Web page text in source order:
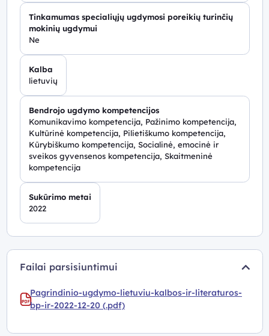
Tinkamumas specialiųjų ugdymosi poreikių turinčių
mokinių ugdymui
Ne
Kalba
lietuvių
Bendrojo ugdymo kompetencijos
Komunikavimo kompetencija, Pažinimo kompetencija,
Kultūrinė kompetencija, Pilietiškumo kompetencija,
Kūrybiškumo kompetencija, Socialinė, emocinė ir
sveikos gyvensenos kompetencija, Skaitmeninė
kompetencija
Sukūrimo metai
2022
Failai parsisiuntimui
Pagrindinio-ugdymo-lietuviu-kalbos-ir-literaturos-
bp-ir-2022-12-20 (.pdf)